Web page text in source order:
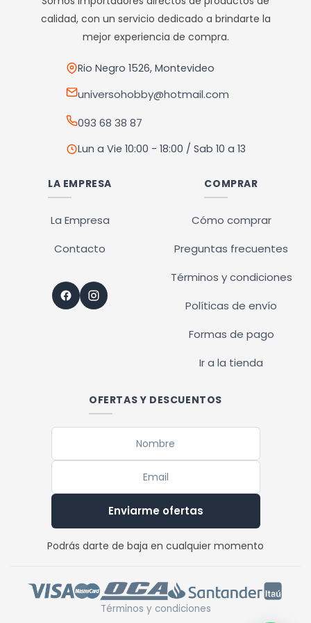
se
pueden
en
la
de
producto
calidad, con un servicio dedicado a brindarte la
mejor experiencia de compra.
Rio Negro 1526, Montevideo
universohobby@hotmail.com
093 68 38 87
Lun a Vie 10:00 - 18:00 / Sab 10 a 13
LA EMPRESA
La Empresa
Contacto
COMPRAR
Cómo comprar
Preguntas frecuentes
Términos y condiciones
Políticas de envío
Formas de pago
Ir a la tienda
OFERTAS Y DESCUENTOS
Enviarme ofertas
Podrás darte de baja en cualquier momento
Términos y condiciones